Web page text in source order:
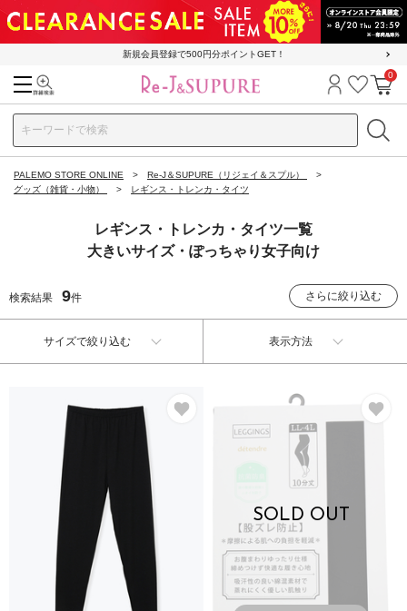
新規会員登録で500円分ポイントGET！
ログイン
お気に
カ
0
PALEMO STORE ONLINE
Re-J＆SUPURE（リジェイ＆スプル）
グッズ（雑貨・小物）
レギンス・トレンカ・タイツ
レギンス・トレンカ・タイツ一覧
大きいサイズ・ぽっちゃり女子向け
検索結果 9件 さらに絞り込む
サイズで絞り込む 表示方法
SOLD OUT